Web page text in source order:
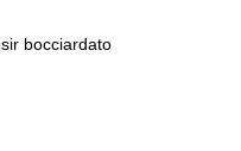
bocciardato